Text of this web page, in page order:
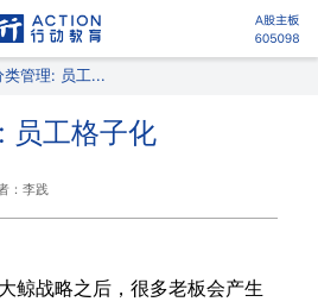
类管理: 员工...
员工格子化
：李践
鲸战略之后，很多老板会产生